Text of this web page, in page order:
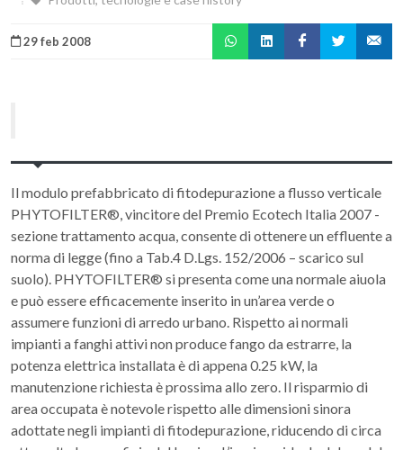
29 feb 2008
Il modulo prefabbricato di fitodepurazione a flusso verticale
PHYTOFILTER®, vincitore del Premio Ecotech Italia 2007 -
sezione trattamento acqua, consente di ottenere un effluente a
norma di legge (fino a Tab.4 D.Lgs. 152/2006 – scarico sul
suolo). PHYTOFILTER® si presenta come una normale aiuola
e può essere efficacemente inserito in un’area verde o
assumere funzioni di arredo urbano. Rispetto ai normali
impianti a fanghi attivi non produce fango da estrarre, la
potenza elettrica installata è di appena 0.25 kW, la
manutenzione richiesta è prossima allo zero. Il risparmio di
area occupata è notevole rispetto alle dimensioni sinora
adottate negli impianti di fitodepurazione, riducendo di circa